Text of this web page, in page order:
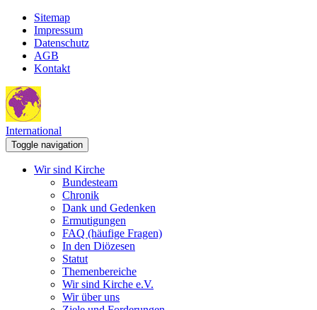
Sitemap
Impressum
Datenschutz
AGB
Kontakt
International
Toggle navigation
Wir sind Kirche
Bundesteam
Chronik
Dank und Gedenken
Ermutigungen
FAQ (häufige Fragen)
In den Diözesen
Statut
Themenbereiche
Wir sind Kirche e.V.
Wir über uns